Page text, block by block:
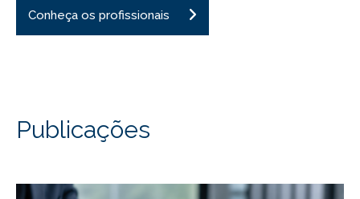
Conheça os profissionais
Publicações